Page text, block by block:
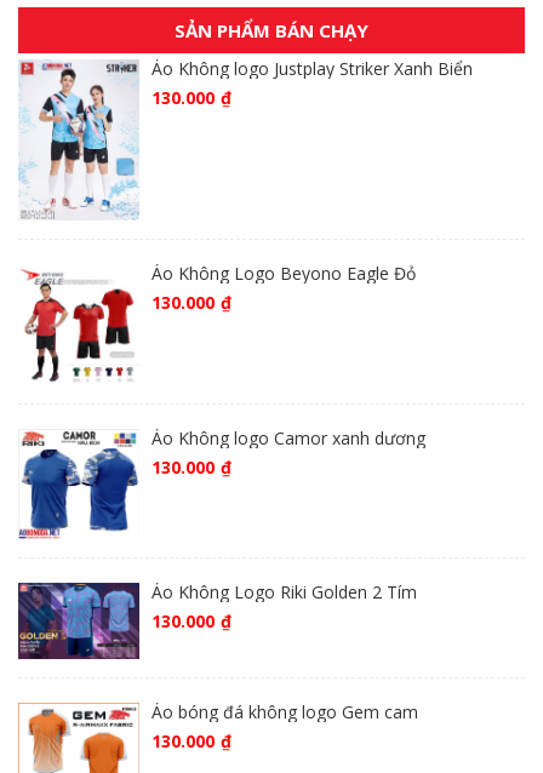
SẢN PHẨM BÁN CHẠY
Áo Không logo Justplay Striker Xanh Biển
130.000 ₫
Áo Không Logo Beyono Eagle Đỏ
130.000 ₫
Áo Không logo Camor xanh dương
130.000 ₫
Áo Không Logo Riki Golden 2 Tím
130.000 ₫
Áo bóng đá không logo Gem cam
130.000 ₫